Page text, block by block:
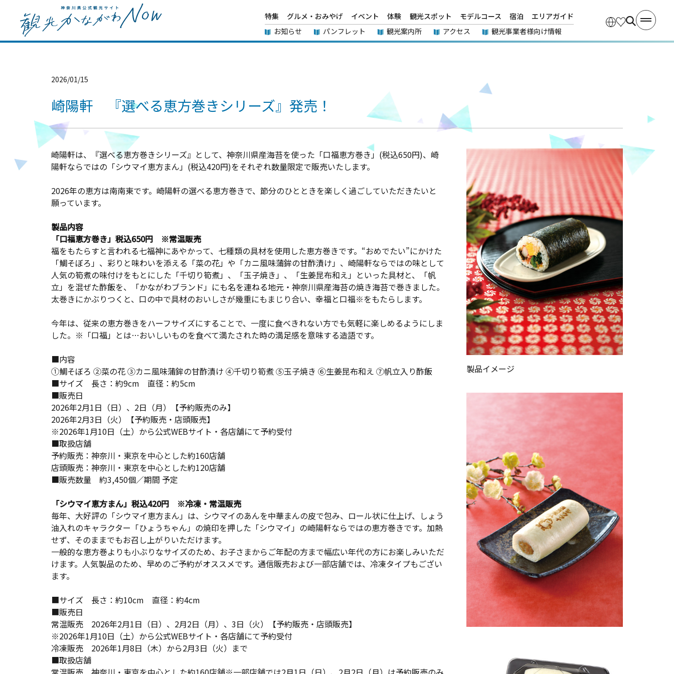
特集 グルメ・おみやげ イベント 体験 観光スポット モデルコース 宿泊
エリアガイド
お知らせ
パンフレット 観光案内所 アクセス 観光事業者様向け情報
2026/01/15
崎陽軒 『選べる恵方巻きシリーズ』発売！
崎陽軒は、『選べる恵方巻きシリーズ』として、神奈川県産海苔を使った「口福恵方巻き」(税込650円)、崎
陽軒ならではの「シウマイ恵方まん」(税込420円)をそれぞれ数量限定で販売いたします。
2026年の恵方は南南東です。崎陽軒の選べる恵方巻きで、節分のひとときを楽しく過ごしていただきたいと
願っています。
製品内容
「口福恵方巻き」税込650円 ※常温販売
福をもたらすと言われる七福神にあやかって、七種類の具材を使用した恵方巻きです。“おめでたい”にかけた
「鯛そぼろ」、彩りと味わいを添える「菜の花」や「カニ風味蒲鉾の甘酢漬け」、崎陽軒ならではの味として
人気の筍煮の味付けをもとにした「千切り筍煮」、「玉子焼き」、「生姜昆布和え」といった具材と、「帆
立」を混ぜた酢飯を、「かながわブランド」にも名を連ねる地元・神奈川県産海苔の焼き海苔で巻きました。
太巻きにかぶりつくと、口の中で具材のおいしさが幾重にもまじり合い、幸福と口福※をもたらします。
今年は、従来の恵方巻きをハーフサイズにすることで、一度に食べきれない方でも気軽に楽しめるようにしま
した。※「口福」とは…おいしいものを食べて満たされた時の満足感を意味する造語です。
■内容
①鯛そぼろ ②菜の花 ③カニ風味蒲鉾の甘酢漬け ④千切り筍煮 ⑤玉子焼き ⑥生姜昆布和え ⑦帆立入り酢飯
■サイズ 長さ：約9cm 直径：約5cm
■販売日
2026年2月1日（日）、2日（月）【予約販売のみ】
2026年2月3日（火）【予約販売・店頭販売】
※2026年1月10日（土）から公式WEBサイト・各店舗にて予約受付
■取扱店舗
予約販売：神奈川・東京を中心とした約160店舗
店頭販売：神奈川・東京を中心とした約120店舗
■販売数量 約3,450個／期間 予定
「シウマイ恵方まん」税込420円 ※冷凍・常温販売
毎年、大好評の「シウマイ恵方まん」は、シウマイのあんを中華まんの皮で包み、ロール状に仕上げ、しょう
油入れのキャラクター「ひょうちゃん」の焼印を押した「シウマイ」の崎陽軒ならではの恵方巻きです。加熱
せず、そのままでもお召し上がりいただけます。
一般的な恵方巻よりも小ぶりなサイズのため、お子さまからご年配の方まで幅広い年代の方にお楽しみいただ
けます。人気製品のため、早めのご予約がオススメです。通信販売および一部店舗では、冷凍タイプもござい
ます。
■サイズ 長さ：約10cm 直径：約4cm
■販売日
常温販売 2026年2月1日（日）、2月2日（月）、3日（火）【予約販売・店頭販売】
※2026年1月10日（土）から公式WEBサイト・各店舗にて予約受付
冷凍販売 2026年1月8日（木）から2月3日（火）まで
■取扱店舗
製品イメージ